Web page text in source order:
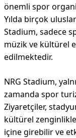
önemli spor
Yılda birçok
Stadium, sadece
müzik ve kültürel
edilmektedir.
NRG Stadium,
zamanda spor
Ziyaretçiler,
kültürel
içine girebilir ve